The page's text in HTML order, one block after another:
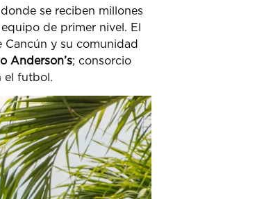
se reciben millones
de primer nivel. El
y su comunidad
Anderson’s; consorcio
el futbol.